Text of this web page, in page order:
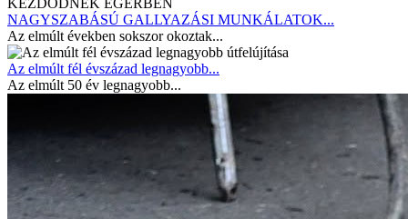
NAGYSZABÁSÚ GALLYAZÁSI MUNKÁLATOK...
Az elmúlt években sokszor okoztak...
Az elmúlt fél évszázad legnagyobb...
Az elmúlt 50 év legnagyobb...